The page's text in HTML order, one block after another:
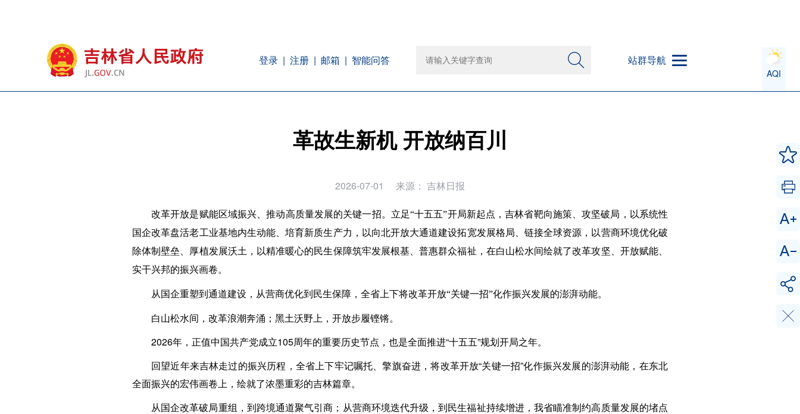
登录 注册 邮箱 智能问答 站群导航
AQI
革故生新机 开放纳百川
2026-07-01 来源： 吉林日报
改革开放是赋能区域振兴、推动高质量发展的关键一招。立足“十五五”开局新起点，吉林省靶向施策、攻坚破局，以系统性
国企改革盘活老工业基地内生动能、培育新质生产力，以向北开放大通道建设拓宽发展格局、链接全球资源，以营商环境优化破
除体制壁垒、厚植发展沃土，以精准暖心的民生保障筑牢发展根基、普惠群众福祉，在白山松水间绘就了改革攻坚、开放赋能、
实干兴邦的振兴画卷。
从国企重塑到通道建设，从营商优化到民生保障，全省上下将改革开放“关键一招”化作振兴发展的澎湃动能。
白山松水间，改革浪潮奔涌；黑土沃野上，开放步履铿锵。
2026年，正值中国共产党成立105周年的重要历史节点，也是全面推进“十五五”规划开局之年。
回望近年来吉林走过的振兴历程，全省上下牢记嘱托、擎旗奋进，将改革开放“关键一招”化作振兴发展的澎湃动能，在东北
全面振兴的宏伟画卷上，绘就了浓墨重彩的吉林篇章。
从国企改革破局重组，到跨境通道聚气引商；从营商环境迭代升级，到民生福祉持续增进，我省瞄准制约高质量发展的堵点